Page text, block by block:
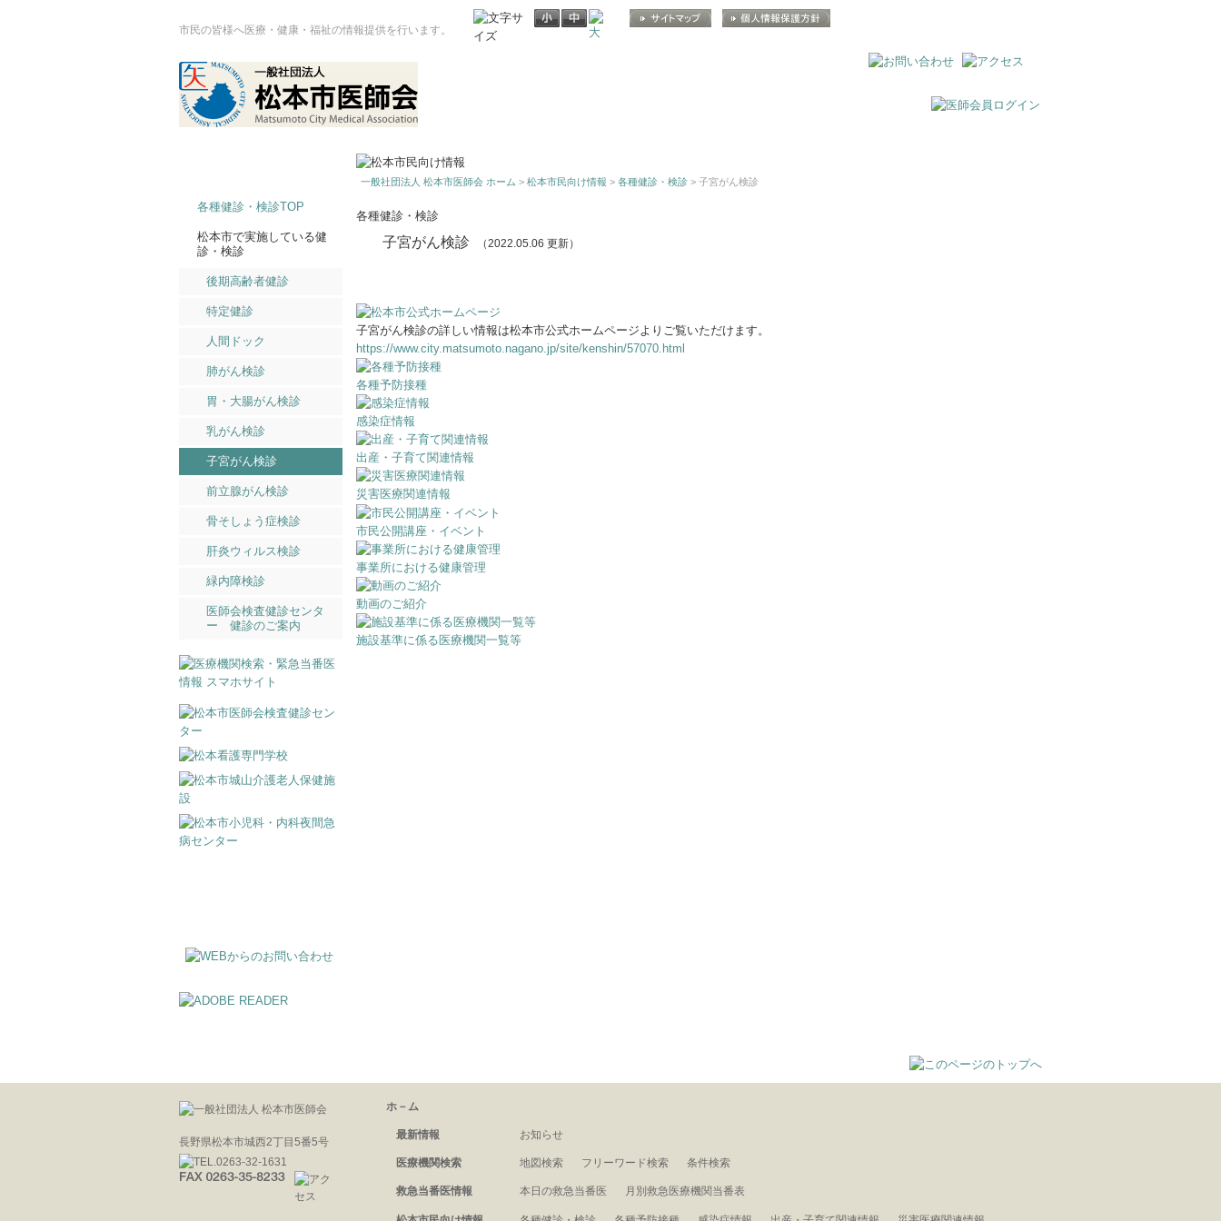
市民の皆様へ医療・健康・福祉の情報提供を行います。
一般社団法人 松本市医師会 ホーム > 松本市民向け情報 > 各種健診・検診 > 子宮がん検診
各種健診・検診
子宮がん検診 （2022.05.06 更新）
子宮がん検診の詳しい情報は松本市公式ホームページよりご覧いただけます。
https://www.city.matsumoto.nagano.jp/site/kenshin/57070.html
各種予防接種
感染症情報
出産・子育て関連情報
災害医療関連情報
市民公開講座・イベント
事業所における健康管理
動画のご紹介
施設基準に係る医療機関一覧等
各種健診・検診TOP
松本市で実施している健
診・検診
後期高齢者健診
特定健診
人間ドック
肺がん検診
胃・大腸がん検診
乳がん検診
子宮がん検診
前立腺がん検診
骨そしょう症検診
肝炎ウィルス検診
緑内障検診
医師会検査健診センタ
ー 健診のご案内
長野県松本市城西2丁目5番5号
ホ－ム
最新情報 お知らせ
医療機関検索 地図検索 フリーワード検索 条件検索
救急当番医情報 本日の救急当番医 月別救急医療機関当番表